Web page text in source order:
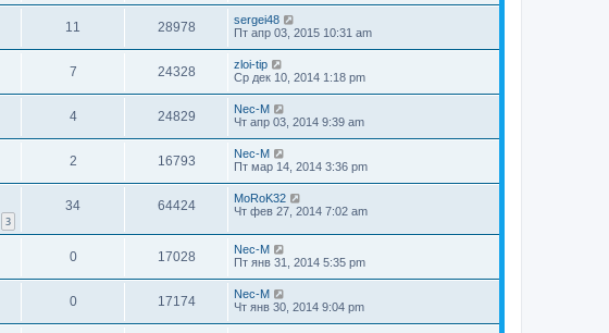
11 28978
sergei48
Пт апр 03, 2015 10:31 am
7 24328
zloi-tip
Ср дек 10, 2014 1:18 pm
4 24829
Nec-M
Чт апр 03, 2014 9:39 am
2 16793
Nec-M
Пт мар 14, 2014 3:36 pm
3
34 64424
MoRoK32
Чт фев 27, 2014 7:02 am
0 17028
Nec-M
Пт янв 31, 2014 5:35 pm
0 17174
Nec-M
Чт янв 30, 2014 9:04 pm